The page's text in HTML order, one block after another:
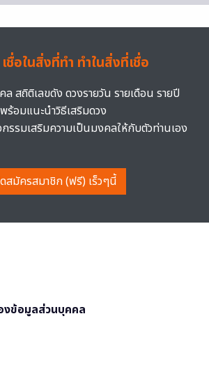
ชื่อในสิ่งที่ทำ ทำในสิ่งที่เชื่อ
ล สถิติเลขดัง ดวงรายวัน รายเดือน รายปี
พร้อมแนะนำวิธีเสริมดวง
รรมเสริมความเป็นมงคลให้กับตัวท่านเอง
สมัครสมาชิก (ฟรี) เร็วๆนี้
งข้อมูลส่วนบุคคล